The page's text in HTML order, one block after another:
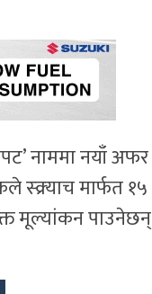
नाममा नयाँ अफर
स्क्र्याच मार्फत १५
मूल्यांकन पाउनेछन्